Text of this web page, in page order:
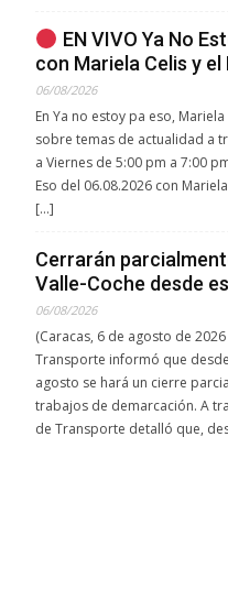
EN VIVO Ya No
con Mariela Celis y
06/08/2026
En Ya no estoy pa eso,
sobre temas de actualidad a
a Viernes de 5:00 pm a 7:00
Eso del 06.08.2026 con
[…]
Cerrarán
Valle-Coche desde
06/08/2026
(Caracas, 6 de agosto de
Transporte informó que
agosto se hará un cierre
trabajos de demarcación. A
de Transporte detalló que,